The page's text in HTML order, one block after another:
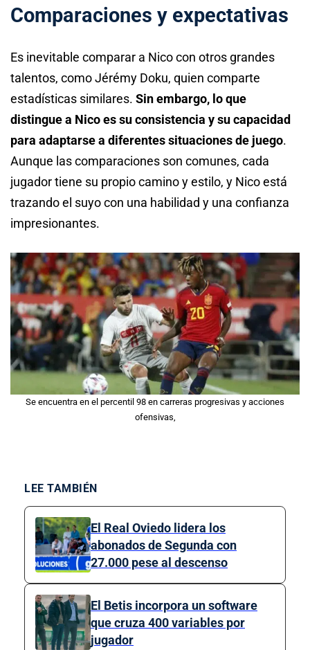
Comparaciones y expectativas
Es inevitable comparar a Nico con otros grandes
talentos, como Jérémy Doku, quien comparte
estadísticas similares. Sin embargo, lo que
distingue a Nico es su consistencia y su capacidad
para adaptarse a diferentes situaciones de juego.
Aunque las comparaciones son comunes, cada
jugador tiene su propio camino y estilo, y Nico está
trazando el suyo con una habilidad y una confianza
impresionantes.
Se encuentra en el percentil 98 en carreras progresivas y acciones
ofensivas,
LEE TAMBIÉN
El Real Oviedo lidera los
abonados de Segunda con
27.000 pese al descenso
El Betis incorpora un software
que cruza 400 variables por
jugador